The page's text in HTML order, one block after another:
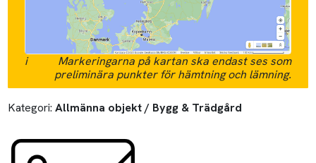
i
Markeringarna på kartan ska endast ses som
preliminära punkter för hämtning och lämning.
Kategori: Allmänna objekt / Bygg & Trädgård